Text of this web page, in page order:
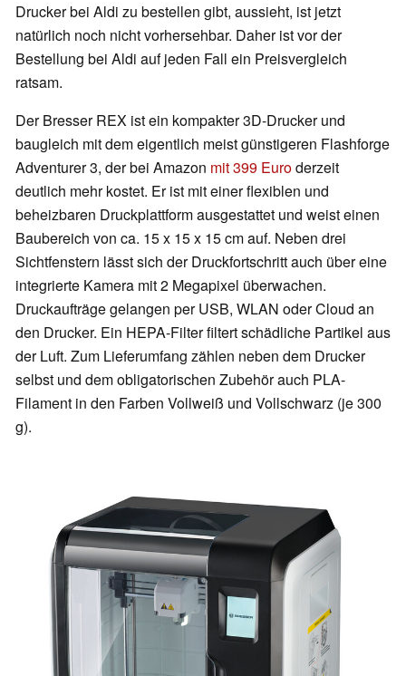
Drucker bei Aldi zu bestellen gibt, aussieht, ist jetzt
natürlich noch nicht vorhersehbar. Daher ist vor der
Bestellung bei Aldi auf jeden Fall ein Preisvergleich
ratsam.
Der Bresser REX ist ein kompakter 3D-Drucker und
baugleich mit dem eigentlich meist günstigeren Flashforge
Adventurer 3, der bei Amazon mit 399 Euroderzeit
deutlich mehr kostet. Er ist mit einer flexiblen und
beheizbaren Druckplattform ausgestattet und weist einen
Baubereich von ca. 15 x 15 x 15 cm auf. Neben drei
Sichtfenstern lässt sich der Druckfortschritt auch über eine
integrierte Kamera mit 2 Megapixel überwachen.
Druckaufträge gelangen per USB, WLAN oder Cloud an
den Drucker. Ein HEPA-Filter filtert schädliche Partikel aus
der Luft. Zum Lieferumfang zählen neben dem Drucker
selbst und dem obligatorischen Zubehör auch PLA-
Filament in den Farben Vollweiß und Vollschwarz (je 300
g).